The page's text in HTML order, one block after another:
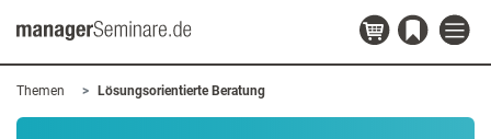
Themen Lösungsorientierte Beratung